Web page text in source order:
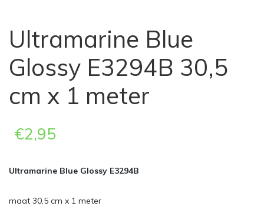
Ultramarine Blue
Glossy E3294B 30,5
cm x 1 meter
€2,95
Ultramarine Blue Glossy E3294B
maat 30,5 cm x 1 meter